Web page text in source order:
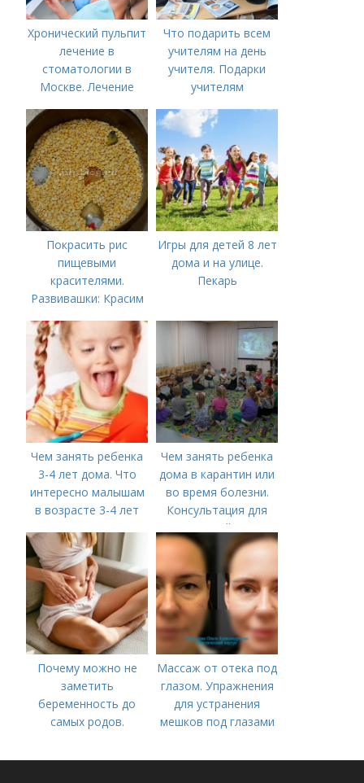
Хронический пульпит
лечение в
стоматологии в
Москве. Лечение
Московской области
Что подарить всем
учителям на день
учителя. Подарки
учителям
день учителя
Покрасить рис
пищевыми
красителями.
Развивашки: Красим
сенсорных
коробочек.
Игры для детей 8 лет
дома и на улице.
Пекарь
Чем занять ребенка
3-4 лет дома. Что
интересно малышам
в возрасте 3-4 лет
Чем занять ребенка
дома в карантин или
во время болезни.
Консультация для
родителей «Чем
занять ребенка в дни
болезни или
карантина?»
Почему можно не
заметить
беременность до
самых родов.
беременность: что
Массаж от отека под
глазом. Упражнения
для устранения
мешков под глазами